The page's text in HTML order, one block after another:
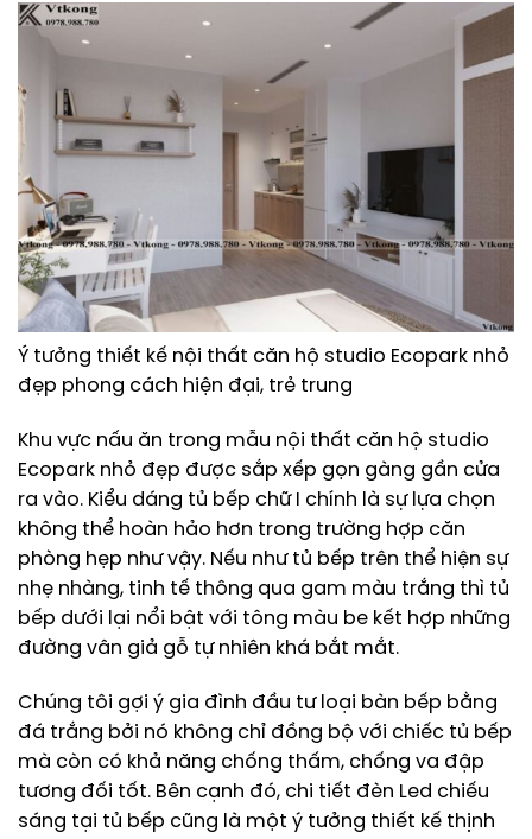
Ý tưởng thiết kế nội thất căn hộ studio Ecopark nhỏ
đẹp phong cách hiện đại, trẻ trung
Khu vực nấu ăn trong mẫu nội thất căn hộ studio
Ecopark nhỏ đẹp được sắp xếp gọn gàng gần cửa
ra vào. Kiểu dáng tủ bếp chữ I chính là sự lựa chọn
không thể hoàn hảo hơn trong trường hợp căn
phòng hẹp như vậy. Nếu như tủ bếp trên thể hiện sự
nhẹ nhàng, tinh tế thông qua gam màu trắng thì tủ
bếp dưới lại nổi bật với tông màu be kết hợp những
đường vân giả gỗ tự nhiên khá bắt mắt.
Chúng tôi gợi ý gia đình đầu tư loại bàn bếp bằng
đá trắng bởi nó không chỉ đồng bộ với chiếc tủ bếp
mà còn có khả năng chống thấm, chống va đập
tương đối tốt. Bên cạnh đó, chi tiết đèn Led chiếu
sáng tại tủ bếp cũng là một ý tưởng thiết kế thịnh